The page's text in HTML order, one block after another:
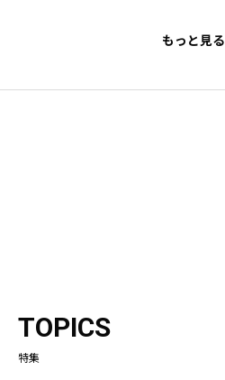
もっと見る
TOPICS
特集